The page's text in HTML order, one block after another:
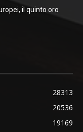
il quinto oro
28313
20536
19169